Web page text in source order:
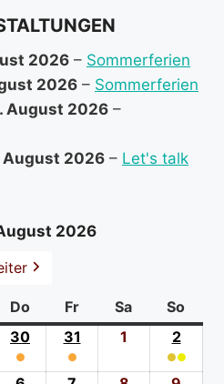
2026 – Sommerferien
2026 – Sommerferien
August 2026 –
August 2026 – Let's talk
2026
DoDonnerstag
FrFreitag
Sa Samstag
So
30
●
31
●
1
August
22.
●●